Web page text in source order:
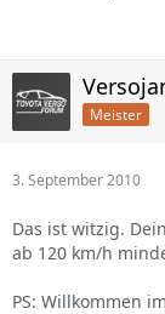
Meister
3. September 2010
Das ist witzig.
ab 120 km/h
PS: Willkommen